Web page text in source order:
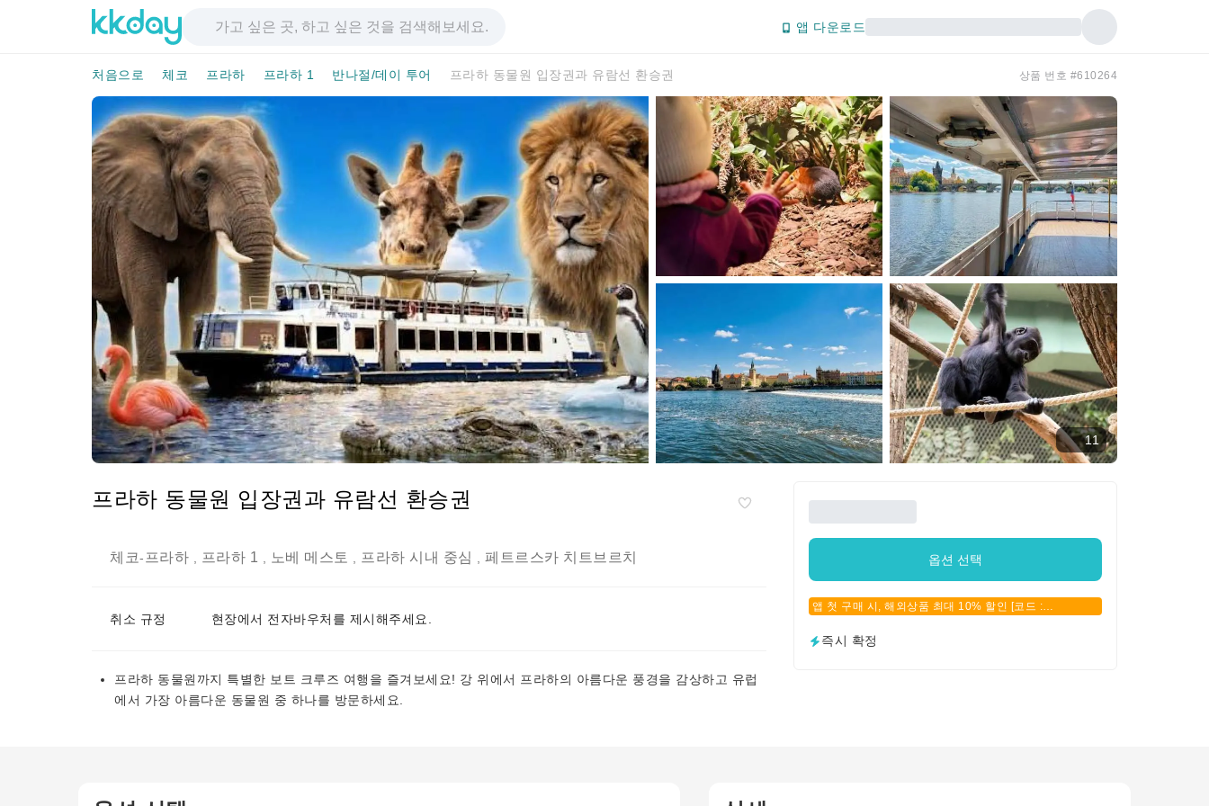
앱 다운로드
처음으로 체코 프라하 프라하 1 반나절/데이 투어 프라하 동물원 입장권과 유람선 환승권 상품 번호 #610264
11
프라하 동물원 입장권과 유람선 환승권
체코- 프라하 프라하 1 노베 메스토 프라하 시내 중심 페트르스카 치트브르치
취소 규정 현장에서 전자바우처를 제시해주세요.
프라하 동물원까지 특별한 보트 크루즈 여행을 즐겨보세요! 강 위에서 프라하의 아름다운 풍경을 감상하고 유럽
에서 가장 아름다운 동물원 중 하나를 방문하세요.
옵션 선택
앱 첫 구매 시, 해외상품 최대 10% 할인 [코드 :
즉시 확정